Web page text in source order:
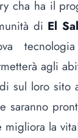
cha ha il
di El
agli
sul loro sito
saranno
migliora la